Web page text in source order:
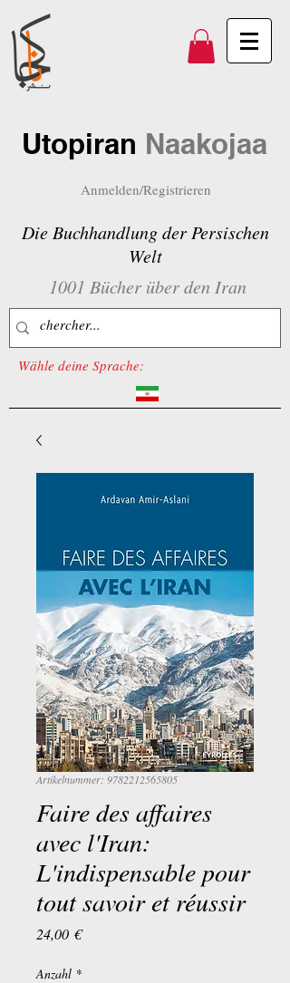
Utopiran Naakojaa
Anmelden/Registrieren
Die Buchhandlung der Persischen
Welt
1001 Bücher über den Iran
Wähle deine Sprache:
Artikelnummer: 9782212565805
Faire des affaires
avec l'Iran:
L'indispensable pour
tout savoir et réussir
24,00 €Preis
Anzahl *